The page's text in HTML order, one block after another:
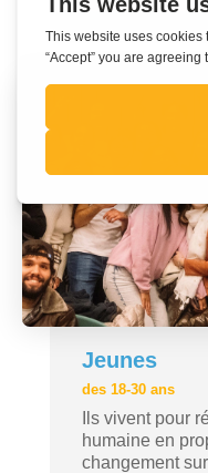
Jeunes
des 18-30 ans
Ils vivent pour
humaine en
changement